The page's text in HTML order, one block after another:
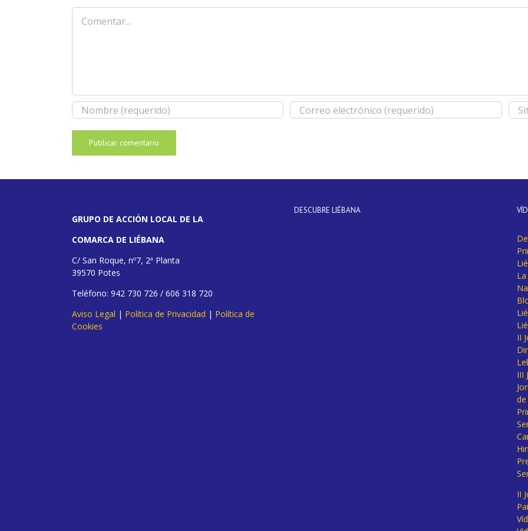
Comentar
GRUPO DE ACCIÓN LOCAL DE LA
COMARCA DE LIÉBANA
C/ San Roque, nº7, 2ª Planta
39570 Potes
Teléfono: 942 730 726 / 606 318 720
Aviso Legal | Política de Privacidad | Política de
Cookies
DESCUBRE LIÉBANA
II
III
II